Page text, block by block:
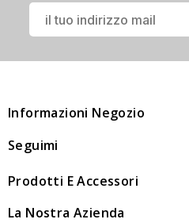
Informazioni Negozio
Seguimi
Prodotti E Accessori
La Nostra Azienda